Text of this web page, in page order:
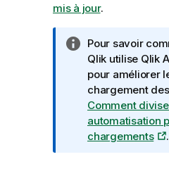
mis à jour.
N
o
t
e
I
n
f
Pour savoir
Qlik utilise Qlik
pour améliorer
chargement
Comment
automatisation
chargements
.